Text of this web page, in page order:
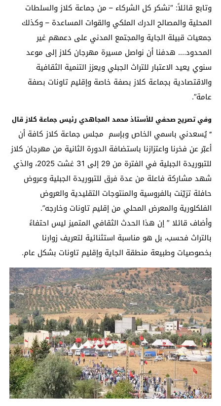
وتابع قائلاً: “نشكر كل الشركاء – من جماعة كلاز والسلطات
المحلية والمصالح الدرك الملكي والقوات المساعدة – وكذلك
جمعيات قبيلة الجاية والمجتمع المدني على دعمهم غير
المحدود…. هدفنا أن نواصل مسيرة مهرجان كلاز إلى موعد
سنوي يعيد الاعتبار للتراث الجبلي ويعزز التنمية الثقافية
والاقتصادية بجماعة كلاز بصفة خاصة وإقليم تاونات بصفة
عامة”.
وفي تصريح صحفي للأستاذ محمد المجاهدي رئيس جماعة كلاز قال
” يُسعدني باسمي الخاص وبإسم مجلس جماعة كلاز كافة أن
أعبّر عن فخرنا واعتزازنا باستضافة الدورة الثانية من مهرجان كلاز
للتبوريدة الجبلية في الفترة من 29 إلى 31 غشت 2025، والذي
شهد مشاركة فاعلة من عدة فرق للتبوريدة الجبلية وعروض
حافلة تزيّنت بالفروسية والمنتوجات التقليدية والعروض
الفلكلورية والمعرض المحلي من إقليم تاونات وخارجه”.
وأضاف قائلا ” إن هذا الحدث الثقافي المتميز ليس احتفاءً
بالتراث فحسب، بل هو مناسبة استثنائية لتعريف زوارنا
بخصوصيات وطبيعة منطقة الجاية وإقليم تاونات بشكل عام.